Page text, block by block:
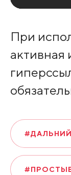
При
активная